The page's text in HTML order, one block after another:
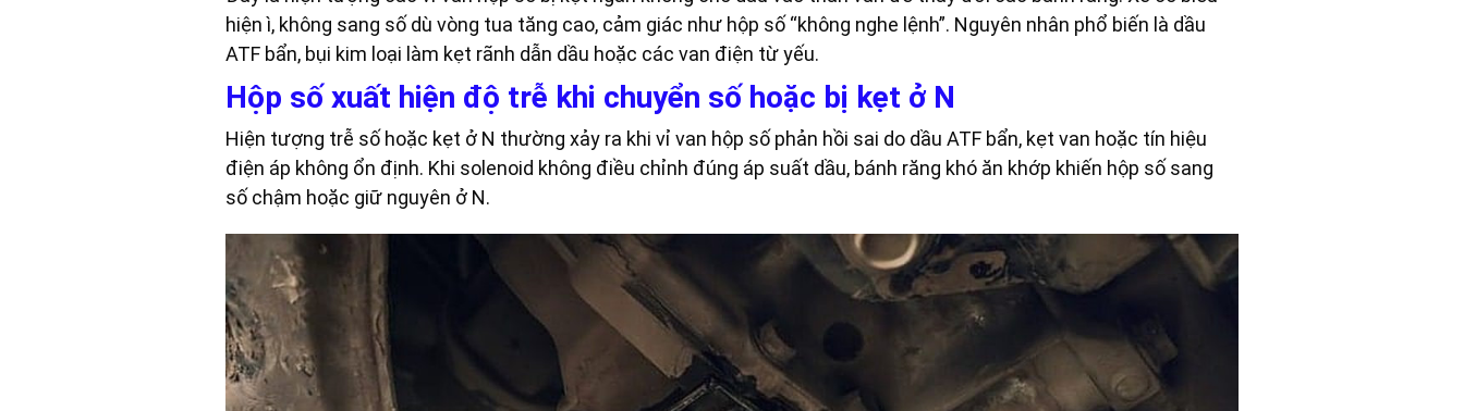
hiện ì, không sang số dù vòng tua tăng cao, cảm giác như hộp số “không nghe lệnh”. Nguyên nhân phổ biến là dầu
ATF bẩn, bụi kim loại làm kẹt rãnh dẫn dầu hoặc các van điện từ yếu.
Hộp số xuất hiện độ trễ khi chuyển số hoặc bị kẹt ở N
Hiện tượng trễ số hoặc kẹt ở N thường xảy ra khi vỉ van hộp số phản hồi sai do dầu ATF bẩn, kẹt van hoặc tín hiệu
điện áp không ổn định. Khi solenoid không điều chỉnh đúng áp suất dầu, bánh răng khó ăn khớp khiến hộp số sang
số chậm hoặc giữ nguyên ở N.